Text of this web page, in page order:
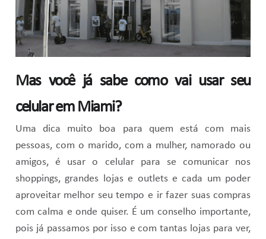
Mas você já sabe como vai usar seu
celular em Miami?
Uma dica muito boa para quem está com mais
pessoas, com o marido, com a mulher, namorado ou
amigos, é usar o celular para se comunicar nos
shoppings, grandes lojas e outlets e cada um poder
aproveitar melhor seu tempo e ir fazer suas compras
com calma e onde quiser. É um conselho importante,
pois já passamos por isso e com tantas lojas para ver,